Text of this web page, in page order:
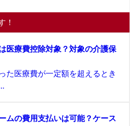
！
医療費控除対象？対象の介護保
た医療費が一定額を超えるとき
ムの費用支払いは可能？ケース